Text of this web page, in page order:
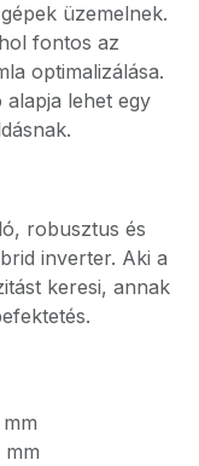
üzemelnek.
fontos az
optimalizálása.
alapja lehet egy
robusztus és
inverter. Aki a
keresi, annak
mm
mm